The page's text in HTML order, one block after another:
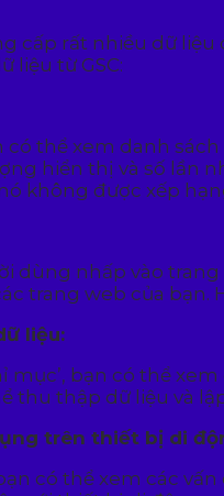
cấp rất nhiều dữ
liệu từ GSC:
có thể xem danh
hiển thị và số lần
không được xếp
dùng nhấp vào
trang web của bạn.
liệu:
mục’, bạn có thể
thu thập dữ liệu và
trên thiết bị di
có thể xem các